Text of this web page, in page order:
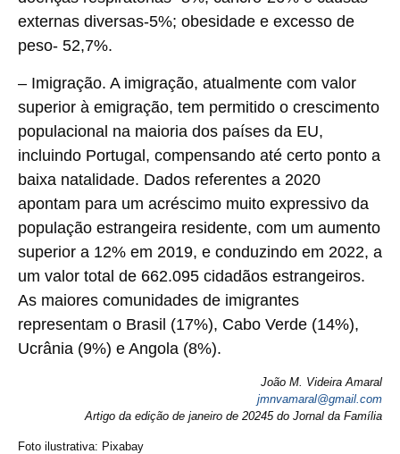
externas diversas-5%; obesidade e excesso de
peso- 52,7%.
– Imigração. A imigração, atualmente com valor
superior à emigração, tem permitido o crescimento
populacional na maioria dos países da EU,
incluindo Portugal, compensando até certo ponto a
baixa natalidade. Dados referentes a 2020
apontam para um acréscimo muito expressivo da
população estrangeira residente, com um aumento
superior a 12% em 2019, e conduzindo em 2022, a
um valor total de 662.095 cidadãos estrangeiros.
As maiores comunidades de imigrantes
representam o Brasil (17%), Cabo Verde (14%),
Ucrânia (9%) e Angola (8%).
João M. Videira Amaral
jmnvamaral@gmail.com
Artigo da edição de janeiro de 20245 do Jornal da Família
Foto ilustrativa: Pixabay